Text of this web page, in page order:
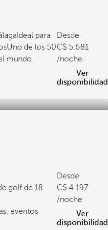
Ideal para
Uno de los 50
mundo
Desde
5.681
/noche
Ver
disponibilidad
golf de 18
eventos
Desde
4.197
/noche
Ver
disponibilidad